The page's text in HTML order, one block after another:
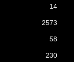
14
2573
58
230